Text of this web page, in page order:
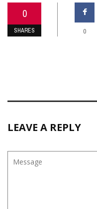
0
SHARES 0
LEAVE A REPLY